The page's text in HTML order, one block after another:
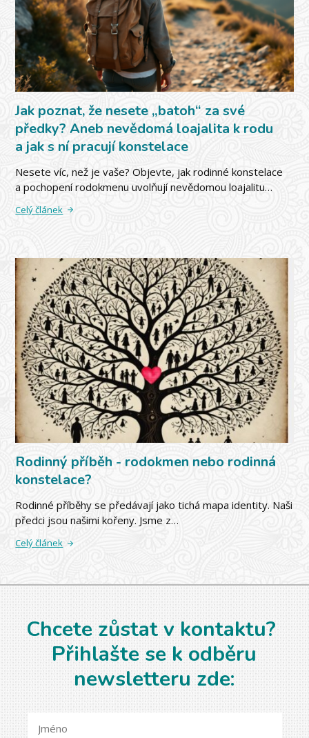
Jak poznat, že nesete „batoh“ za své
předky? Aneb nevědomá loajalita k rodu
a jak s ní pracují konstelace
Nesete víc, než je vaše? Objevte, jak rodinné konstelace
a pochopení rodokmenu uvolňují nevědomou loajalitu…
Celý článek
Rodinný příběh - rodokmen nebo rodinná
konstelace?
Rodinné příběhy se předávají jako tichá mapa identity. Naši
předci jsou našimi kořeny. Jsme z…
Celý článek
Chcete zůstat v kontaktu?
Přihlašte se k odběru
newsletteru zde: